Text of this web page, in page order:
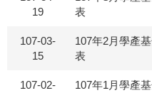
19
表
107-03-
15
107年2月學產
表
107-02-
107年1月學產